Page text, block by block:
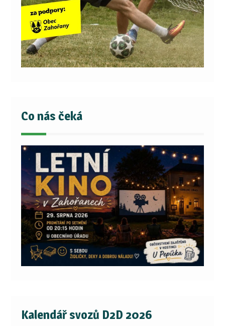
Co nás čeká
Kalendář svozů D2D 2026